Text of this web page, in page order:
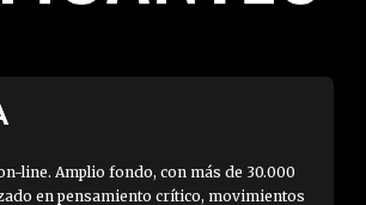
line. Amplio fondo, con más de 30.000
en pensamiento crítico, movimientos